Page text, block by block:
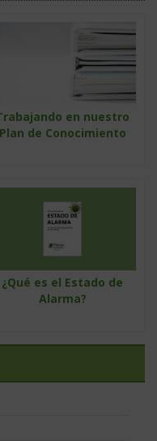
en nuestro
Plan de Conocimiento
¿Qué es el Estado de
Alarma?